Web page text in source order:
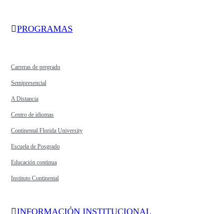
PROGRAMAS
Carreras de pregrado
Semipresencial
A Distancia
Centro de idiomas
Continental Florida University
Escuela de Posgrado
Educación continua
Instituto Continental
INFORMACIÓN INSTITUCIONAL